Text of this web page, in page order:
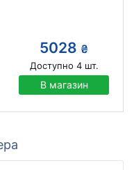
5028 ₴
Доступно 4шт.
В магазин